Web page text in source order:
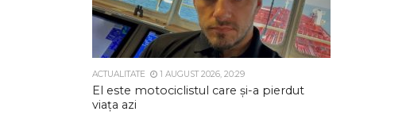
ACTUALITATE 1 AUGUST 2026, 20:29
El este motociclistul care și-a pierdut
viața azi